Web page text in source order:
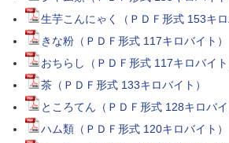
生芋こんにゃく（ＰＤＦ形式 153キロ
きな粉（ＰＤＦ形式 117キロバイト）
おちらし（ＰＤＦ形式 117キロバイト
茶（ＰＤＦ形式 133キロバイト）
ところてん（ＰＤＦ形式 128キロバイ
ハム類（ＰＤＦ形式 120キロバイト）